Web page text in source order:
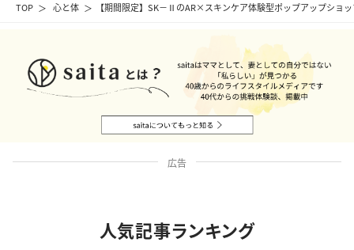
TOP 心と体 【期間限定】SK－ⅡのAR×スキンケア体験型ポップアップショ
広告
人気記事ランキング